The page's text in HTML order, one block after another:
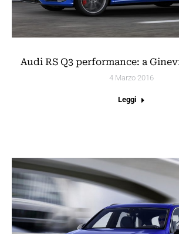
Audi RS Q3 performance: a
4 Marzo 2016
Leggi